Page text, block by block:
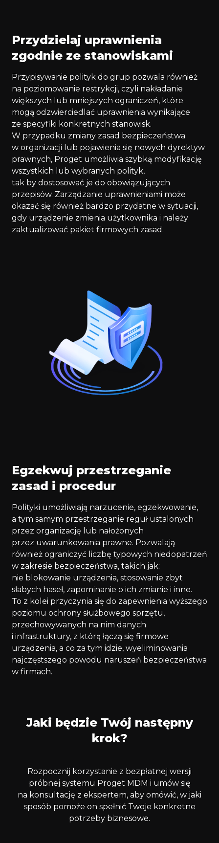
Przydzielaj uprawnienia
zgodnie ze stanowiskami
Przypisywanie polityk do grup pozwala również
na poziomowanie restrykcji, czyli nakładanie
większych lub mniejszych ograniczeń, które
mogą odzwierciedlać uprawnienia wynikające
ze specyfiki konkretnych stanowisk.
W przypadku zmiany zasad bezpieczeństwa
w organizacji lub pojawienia się nowych dyrektyw
prawnych, Proget umożliwia szybką modyfikację
wszystkich lub wybranych polityk,
tak by dostosować je do obowiązujących
przepisów. Zarządzanie uprawnieniami może
okazać się również bardzo przydatne w sytuacji,
gdy urządzenie zmienia użytkownika i należy
zaktualizować pakiet firmowych zasad.
Egzekwuj przestrzeganie
zasad i procedur
Polityki umożliwiają narzucenie, egzekwowanie,
a tym samym przestrzeganie reguł ustalonych
przez organizację lub nałożonych
przez uwarunkowania prawne. Pozwalają
również ograniczyć liczbę typowych niedopatrzeń
w zakresie bezpieczeństwa, takich jak:
nie blokowanie urządzenia, stosowanie zbyt
słabych haseł, zapominanie o ich zmianie i inne.
To z kolei przyczynia się do zapewnienia wyższego
poziomu ochrony służbowego sprzętu,
przechowywanych na nim danych
i infrastruktury, z którą łączą się firmowe
urządzenia, a co za tym idzie, wyeliminowania
najczęstszego powodu naruszeń bezpieczeństwa
w firmach.
Jaki będzie Twój następny
krok?
Rozpocznij korzystanie z bezpłatnej wersji
próbnej systemu Proget MDM i umów się
na konsultację z ekspertem, aby omówić, w jaki
sposób pomoże on spełnić Twoje konkretne
potrzeby biznesowe.